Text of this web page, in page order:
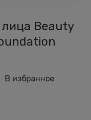
Beauty
В избранное